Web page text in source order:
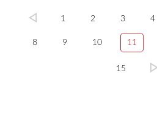
1 2 3 4
8 9 10 11
15